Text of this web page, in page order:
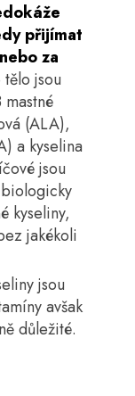
přijímat
za
tělo jsou
mastné
(ALA),
a kyselina
jsou
kyseliny,
jakékoli
jsou
avšak
důležité.